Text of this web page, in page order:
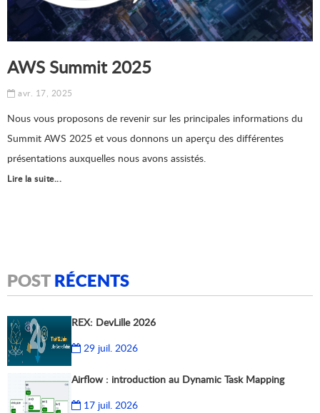
AWS Summit 2025
avr. 17, 2025
Nous vous proposons de revenir sur les principales informations du
Summit AWS 2025 et vous donnons un aperçu des différentes
présentations auxquelles nous avons assistés.
Lire la suite...
POST RÉCENTS
REX: DevLille 2026
29 juil. 2026
Airflow : introduction au Dynamic Task Mapping
17 juil. 2026